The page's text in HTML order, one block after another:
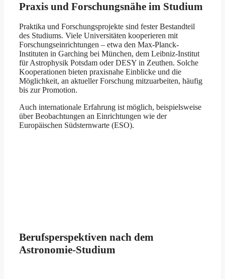
Praxis und Forschungsnähe im Studium
Praktika und Forschungsprojekte sind fester Bestandteil
des Studiums. Viele Universitäten kooperieren mit
Forschungseinrichtungen – etwa den Max-Planck-
Instituten in Garching bei München, dem Leibniz-Institut
für Astrophysik Potsdam oder DESY in Zeuthen. Solche
Kooperationen bieten praxisnahe Einblicke und die
Möglichkeit, an aktueller Forschung mitzuarbeiten, häufig
bis zur Promotion.
Auch internationale Erfahrung ist möglich, beispielsweise
über Beobachtungen an Einrichtungen wie der
Europäischen Südsternwarte (ESO).
Berufsperspektiven nach dem
Astronomie-Studium